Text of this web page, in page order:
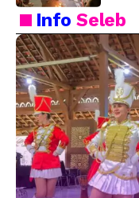
InfoSeleb